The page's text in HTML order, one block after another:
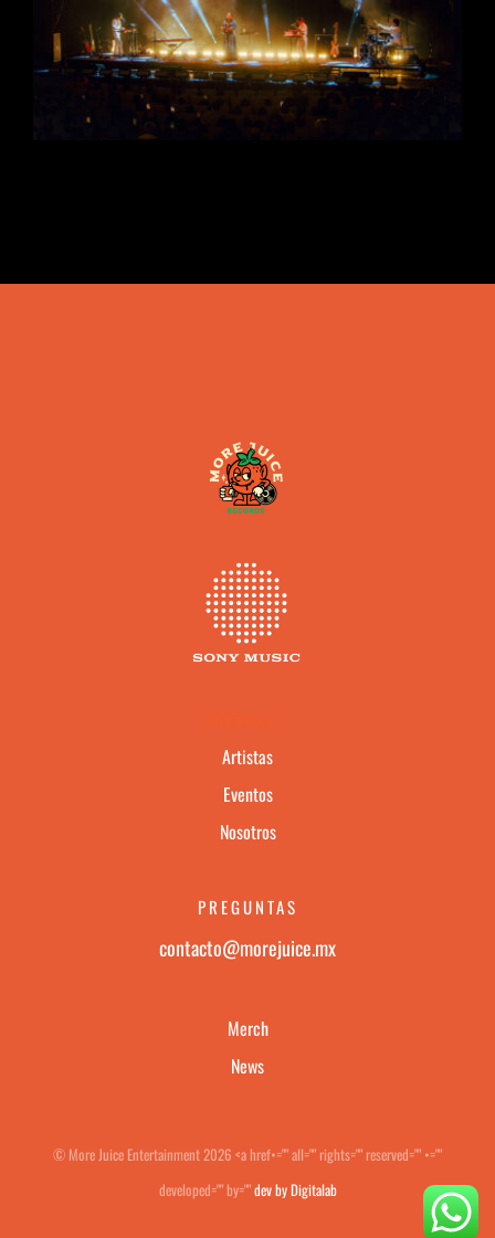
Artistas
Eventos
Nosotros
PREGUNTAS
contacto@morejuice.mx
Merch
News
© More Juice Entertainment 2026 <a href•="" all="" rights="" reserved="" •=""
developed="" by=""dev by Digitalab